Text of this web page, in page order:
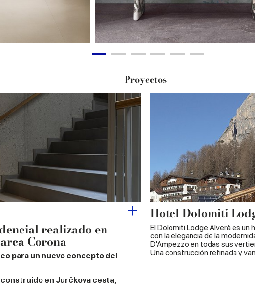
Proyectos
realizado en
Corona
para un nuevo concepto del
en Jurčkova cesta,
Hotel Dolomiti
El Dolomiti Lodge Alverà es un
con la elegancia de la
D'Ampezzo en todas sus
Una construcción refinada y